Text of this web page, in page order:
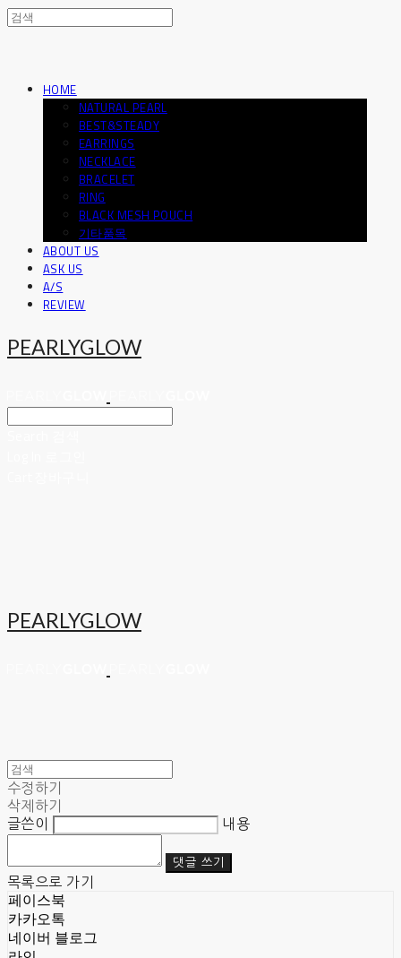
HOME
NATURAL PEARL
BEST&STEADY
EARRINGS
NECKLACE
BRACELET
RING
BLACK MESH POUCH
기타품목
ABOUT US
ASK US
A/S
REVIEW
PEARLYGLOW
PEARLYGLOW
수정하기
삭제하기
글쓴이
내용
댓글 쓰기
목록으로 가기
페이스북
카카오톡
네이버 블로그